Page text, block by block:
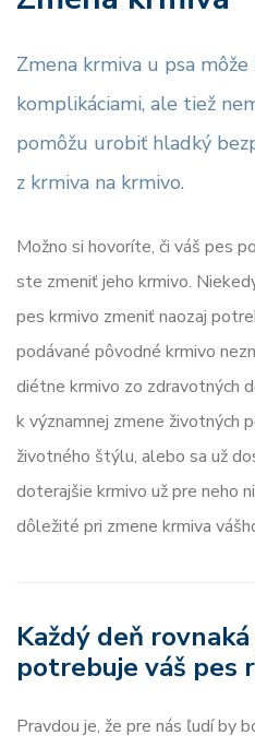
Zmena krmiva u psa môže
komplikáciami, ale tiež
pomôžu urobiť hladký
z krmiva na krmivo.
Možno si hovoríte, či váš pes
ste zmeniť jeho krmivo.
pes krmivo zmeniť naozaj
podávané pôvodné krmivo
diétne krmivo zo zdravotných
k významnej zmene životných
životného štýlu, alebo sa už
doterajšie krmivo už pre neho
dôležité pri zmene krmiva
Každý deň
potrebuje váš pes
Pravdou je, že pre nás ľudí by